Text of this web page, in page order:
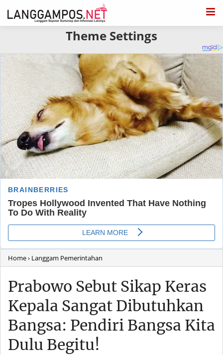
Theme Settings
Home› Langgam Pemerintahan
Prabowo Sebut Sikap Keras
Kepala Sangat Dibutuhkan
Bangsa: Pendiri Bangsa Kita
Dulu Begitu!